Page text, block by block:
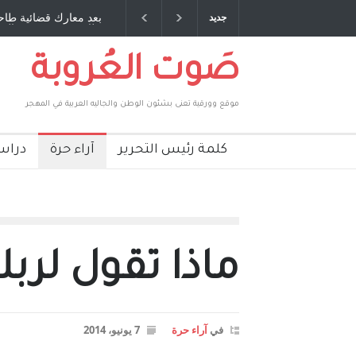
جديد بعد معارك قضائية
طارق يوسف يقهر
عمري ، صبحي مخلوف : بقلم : سعد الله
صَوت العُروبة
موقع وورقية تعنى بشئون الوطن والجاليه العربية في المهجر
كلمة رئيس التحرير آراء حرة
ماذا تقول
فيآراء حرة 7 يونيو، 2014